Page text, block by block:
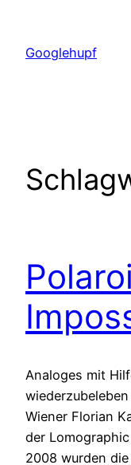
springen
Googlehupf
Analoges mit
Wiener Florian
der
2008 wurden